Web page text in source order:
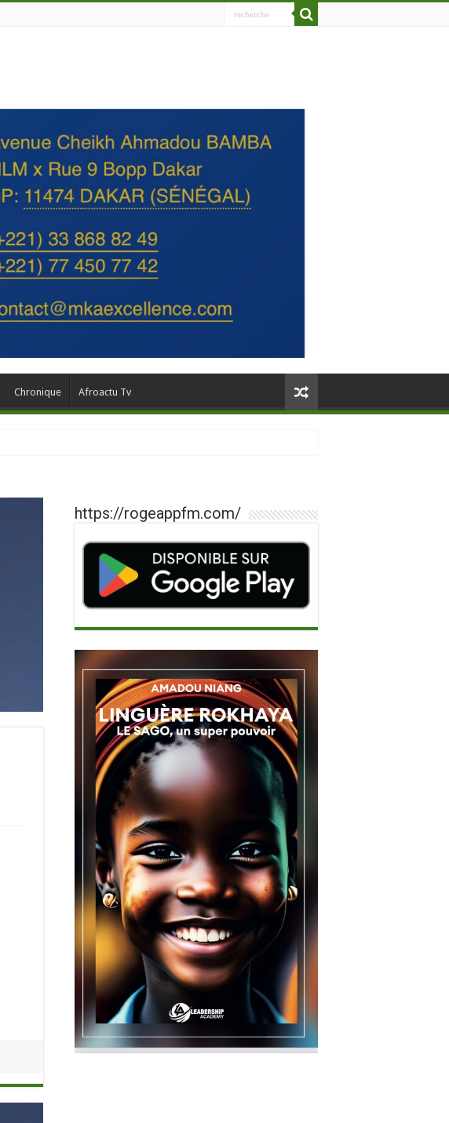
Chronique Afroactu Tv
https://rogeappfm.com/